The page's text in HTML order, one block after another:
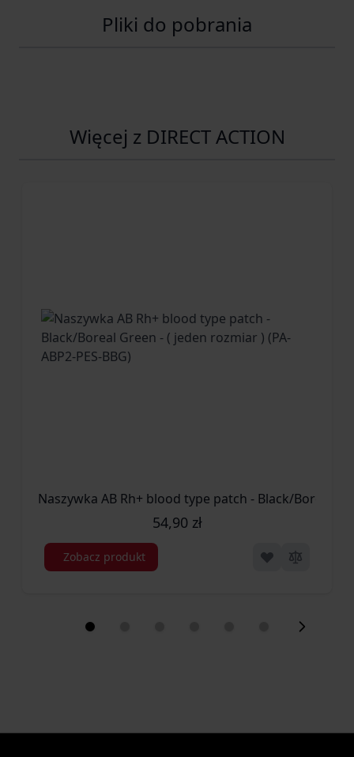
Pliki do pobrania
Więcej z DIRECT ACTION
Naszywka AB Rh+ blood type patch - Black/Boreal
54,90 zł
Zobacz produkt